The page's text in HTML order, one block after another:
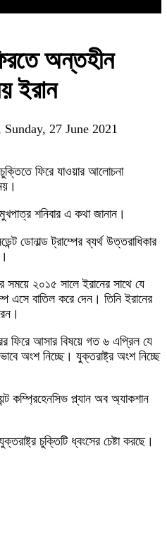
অন্তহীন
ইরান
27 June 2021
ফিরে যাওয়ার আলোচনা
শনিবার এ কথা জানান।
ডোনাল্ড ট্রাম্পের ব্যর্থ উত্তরাধিকার
সময়ে ২০১৫ সালে ইরানের সাথে যে
এসে বাতিল করে দেন। তিনি ইরানের
ফিরে আসার বিষয়ে গত ৬ এপ্রিল যে
অংশ নিচ্ছে। যুক্তরাষ্ট্র অংশ নিচ্ছে
কম্প্রিহেনসিভ প্ল্যান অব অ্যাকশান
চুক্তিটি ধ্বংসের চেষ্টা করছে।